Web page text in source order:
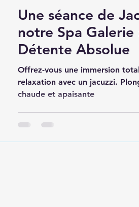
Une séance de
notre Spa Galerie : une
Détente Absolue
Offrez-vous une immersion
relaxation avec un jacuzzi.
chaude et apaisante